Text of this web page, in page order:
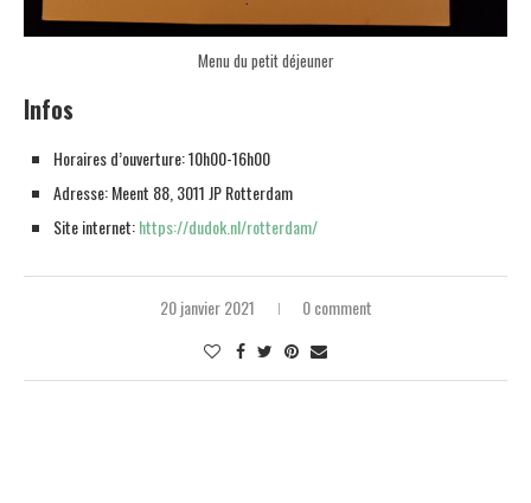
Menu du petit déjeuner
Infos
Horaires d’ouverture: 10h00-16h00
Adresse: Meent 88, 3011 JP Rotterdam
Site internet:https://dudok.nl/rotterdam/
20 janvier 2021 0 comment